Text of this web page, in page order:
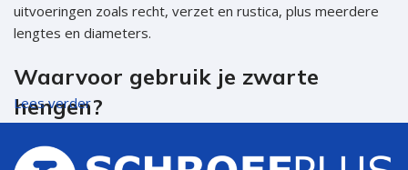
uitvoeringen zoals recht, verzet en rustica, plus meerdere
lengtes en diameters.
Waarvoor gebruik je zwarte
hengen?
Je gebruikt zwarte hengenvooral voor:
Lees verder